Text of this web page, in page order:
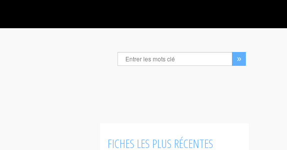
FICHES LES PLUS RÉCENTES